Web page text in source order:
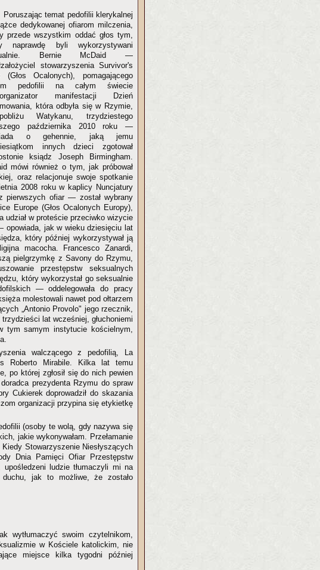
Poruszając temat pedofilii klerykalnej
dedykowanej ofiarom milczenia,
przede wszystkim oddać głos tym,
naprawdę byli wykorzystywani
Bernie McDaid —
stowarzyszenia Survivor's
(Głos Ocalonych), pomagającego
pedofilii na całym świecie
manifestacji Dzień
która odbyła się w Rzymie,
Watykanu, trzydziestego
października 2010 roku —
o gehennie, jaką jemu
innych dzieci zgotował
ksiądz Joseph Birmingham.
mówi również o tym, jak próbował
oraz relacjonuje swoje spotkanie
2008 roku w kaplicy Nuncjatury
ofiar — został wybrany
Europe (Głos Ocalonych Europy),
udział w proteście przeciwko wizycie
opowiada, jak w wieku dziesięciu lat
który później wykorzystywał ją
macocha. Francesco Zanardi,
pielgrzymkę z Savony do Rzymu,
przestępstw seksualnych
który wykorzystał go seksualnie
— oddelegowała do pracy
molestowali nawet pod ołtarzem
„Antonio Provolo" jego rzecznik,
lat wcześniej, głuchoniemi
tym samym instytucie kościelnym,
walczącego z pedofilią, La
Roberto Mirabile. Kilka lat temu
po której zgłosił się do nich pewien
prezydenta Rzymu do spraw
Cukierek doprowadził do skazania
organizacji przypina się etykietkę
(osoby te wolą, gdy nazywa się
jakie wykonywałam. Przełamanie
Stowarzyszenie Niesłyszących
Dnia Pamięci Ofiar Przestępstw
ludzie tłumaczyli mi na
jak to możliwe, że zostało
wytłumaczyć swoim czytelnikom,
w Kościele katolickim, nie
miejsce kilka tygodni później